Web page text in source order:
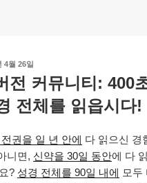
n
k
o
k
p
4월 26일
전 커뮤니티: 400
전체를 읽읍시다!
권을 일 년 안에 다 읽으신 경
니면, 신약을 30일 동안에 다
? 성경 전체를 90일 내에 모두